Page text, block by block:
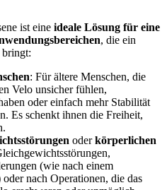
ist eine ideale Lösung für eine
, die ein
bringt:
: Für ältere Menschen, die
Velo unsicher fühlen,
oder einfach mehr Stabilität
Es schenkt ihnen die Freiheit,
oderkörperlichen
(wie nach einem
nach Operationen, die das